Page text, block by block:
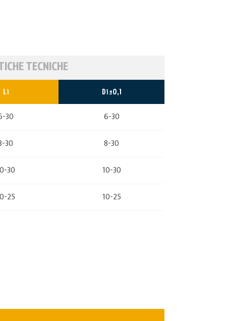
TECNICHE
L1 D1±0,1
30
6-30
30
8-30
30
10-30
25
10-25